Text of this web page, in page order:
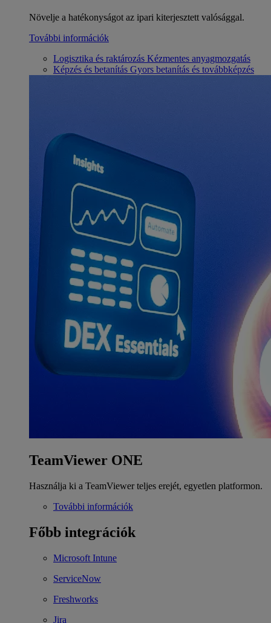
Növelje a hatékonyságot az ipari kiterjesztett valósággal.
További információk
Logisztika és raktározás Kézmentes anyagmozgatás
Képzés és betanítás Gyors betanítás és továbbképzés
TeamViewer ONE
Használja ki a TeamViewer teljes erejét, egyetlen platformon.
További információk
Főbb integrációk
Microsoft Intune
ServiceNow
Freshworks
Jira